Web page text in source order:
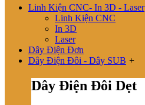
Linh Kiện CNC- In 3D - Laser
Linh Kiện CNC
In 3D
Laser
Dây Điện Đơn
Dây Điện Đôi - Dây SUB +
Dây Điện Đôi Dẹt